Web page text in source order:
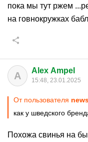
пока мы тут ржем
на говнокружках
A Alex Ampel
15:48, 23.01.2025
От пользователя
как у шведского
Похожа свинья на